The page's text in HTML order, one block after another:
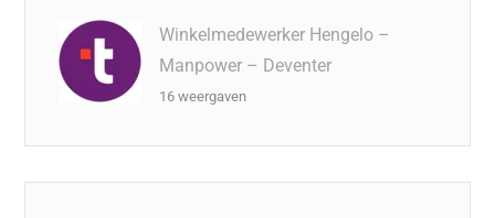
Winkelmedewerker Hengelo –
Manpower – Deventer
16 weergaven